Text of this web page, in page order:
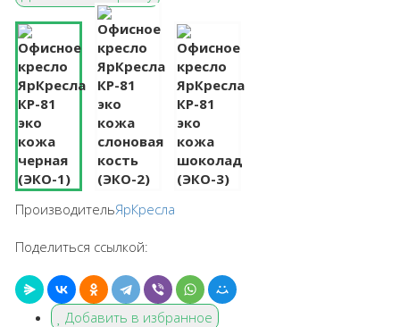
ПроизводительЯрКресла
Поделиться ссылкой:
Добавить в избранное